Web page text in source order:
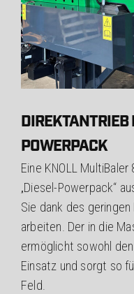
DIREKTANTRIEB
POWERPACK
Eine KNOLL
„Diesel-Powerpack“
Sie dank des
arbeiten. Der in die
ermöglicht sowohl
Einsatz und sorgt so
Feld.